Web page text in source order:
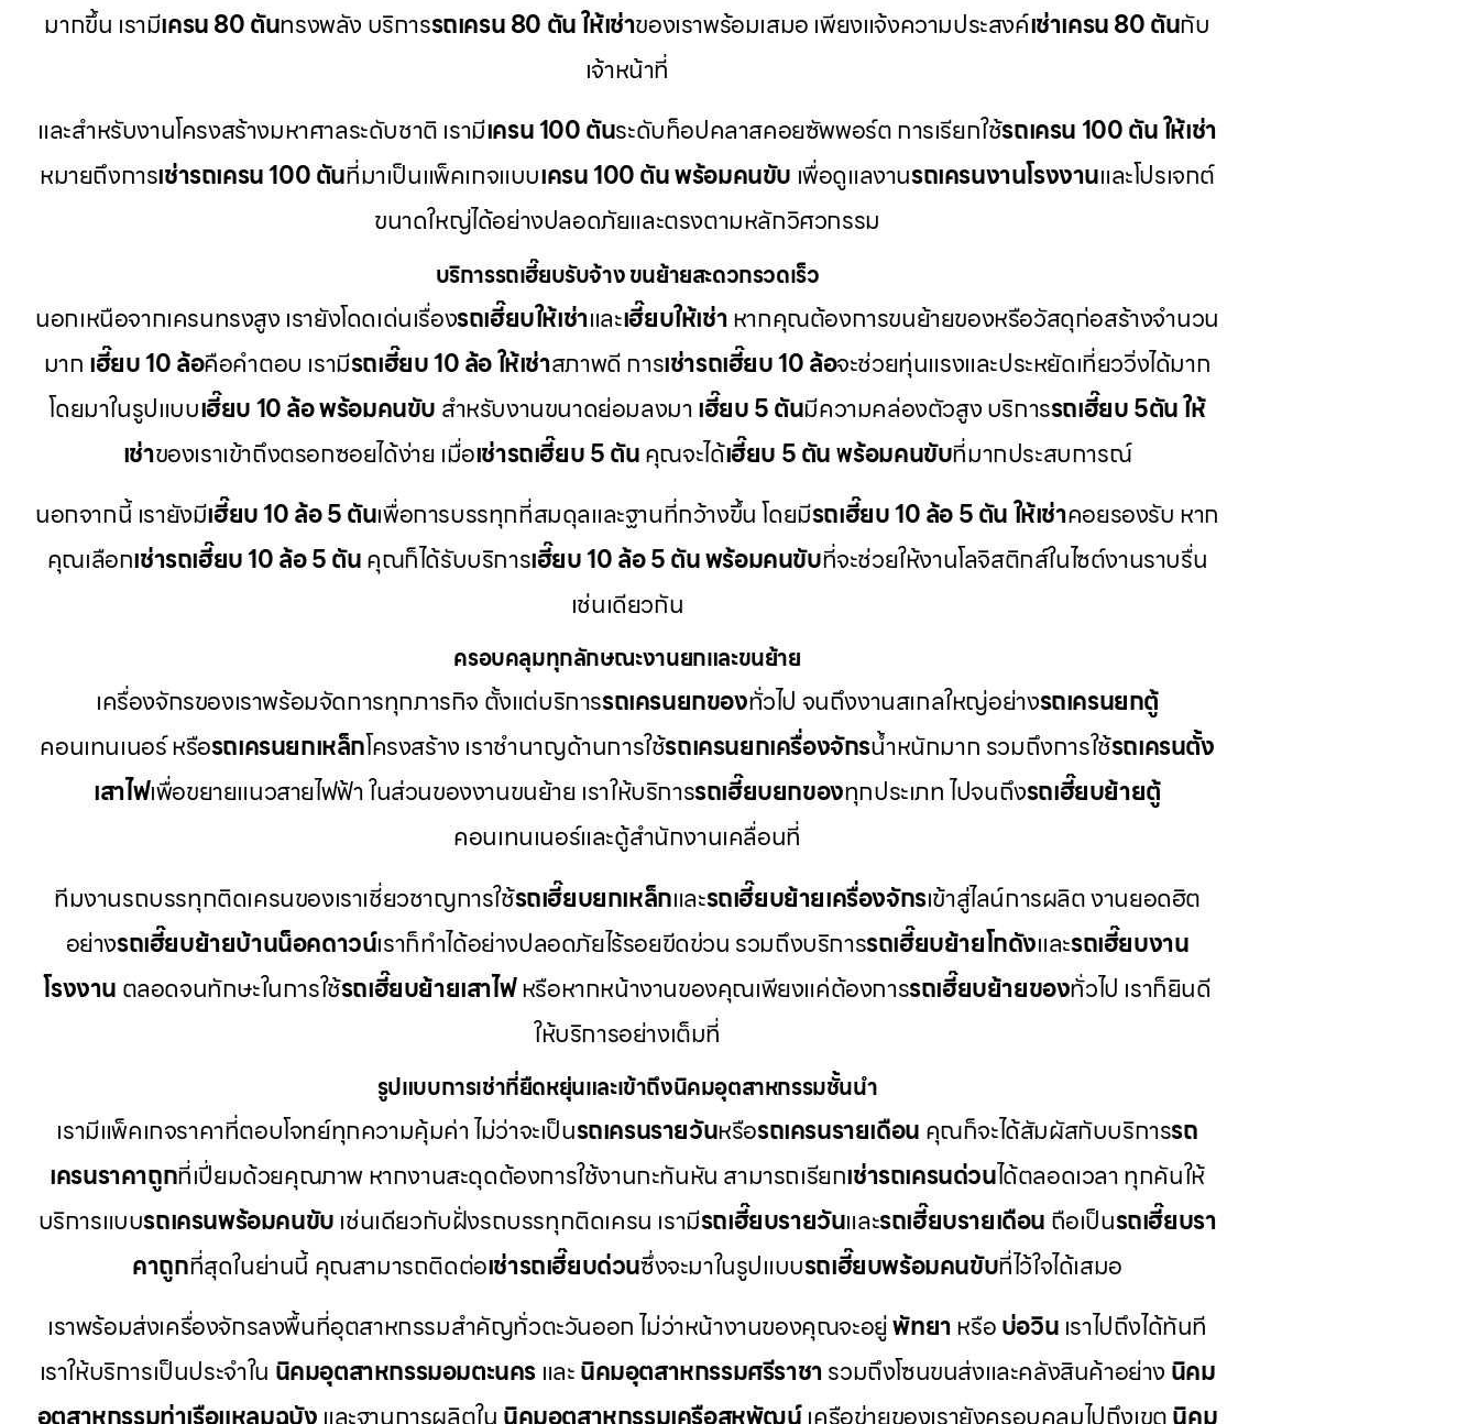
มากขึ้น เรามีเครน 80 ตันทรงพลัง บริการรถเครน 80 ตัน ให้เช่าของเราพร้อมเสมอ เพียงแจ้งความประสงค์เช่าเครน 80 ตันกับ
เจ้าหน้าที่
และสำหรับงานโครงสร้างมหาศาลระดับชาติ เรามีเครน 100 ตันระดับท็อปคลาสคอยซัพพอร์ต การเรียกใช้รถเครน 100 ตัน ให้เช่า
หมายถึงการเช่ารถเครน 100 ตันที่มาเป็นแพ็คเกจแบบเครน 100 ตัน พร้อมคนขับ เพื่อดูแลงานรถเครนงานโรงงานและโปรเจกต์
ขนาดใหญ่ได้อย่างปลอดภัยและตรงตามหลักวิศวกรรม
บริการรถเฮี๊ยบรับจ้าง ขนย้ายสะดวกรวดเร็ว
นอกเหนือจากเครนทรงสูง เรายังโดดเด่นเรื่องรถเฮี๊ยบให้เช่าและเฮี๊ยบให้เช่าหากคุณต้องการขนย้ายของหรือวัสดุก่อสร้างจำนวน
มาก เฮี๊ยบ 10 ล้อคือคำตอบ เรามีรถเฮี๊ยบ 10 ล้อ ให้เช่าสภาพดี การเช่ารถเฮี๊ยบ 10 ล้อจะช่วยทุ่นแรงและประหยัดเที่ยววิ่งได้มาก
โดยมาในรูปแบบเฮี๊ยบ 10 ล้อ พร้อมคนขับ สำหรับงานขนาดย่อมลงมาเฮี๊ยบ 5 ตันมีความคล่องตัวสูง บริการรถเฮี๊ยบ 5ตัน ให้
เช่าของเราเข้าถึงตรอกซอยได้ง่าย เมื่อเช่ารถเฮี๊ยบ 5 ตันคุณจะได้เฮี๊ยบ 5 ตัน พร้อมคนขับที่มากประสบการณ์
นอกจากนี้ เรายังมีเฮี๊ยบ 10 ล้อ 5 ตันเพื่อการบรรทุกที่สมดุลและฐานที่กว้างขึ้น โดยมีรถเฮี๊ยบ 10 ล้อ 5 ตัน ให้เช่าคอยรองรับ หาก
คุณเลือกเช่ารถเฮี๊ยบ 10 ล้อ 5 ตันคุณก็ได้รับบริการเฮี๊ยบ 10 ล้อ 5 ตัน พร้อมคนขับที่จะช่วยให้งานโลจิสติกส์ในไซต์งานราบรื่น
เช่นเดียวกัน
ครอบคลุมทุกลักษณะงานยกและขนย้าย
เครื่องจักรของเราพร้อมจัดการทุกภารกิจ ตั้งแต่บริการรถเครนยกของทั่วไป จนถึงงานสเกลใหญ่อย่างรถเครนยกตู้
คอนเทนเนอร์ หรือรถเครนยกเหล็กโครงสร้าง เราชำนาญด้านการใช้รถเครนยกเครื่องจักรน้ำหนักมาก รวมถึงการใช้รถเครนตั้ง
เสาไฟเพื่อขยายแนวสายไฟฟ้า ในส่วนของงานขนย้าย เราให้บริการรถเฮี๊ยบยกของทุกประเภท ไปจนถึงรถเฮี๊ยบย้ายตู้
คอนเทนเนอร์และตู้สำนักงานเคลื่อนที่
ทีมงานรถบรรทุกติดเครนของเราเชี่ยวชาญการใช้รถเฮี๊ยบยกเหล็กและรถเฮี๊ยบย้ายเครื่องจักรเข้าสู่ไลน์การผลิต งานยอดฮิต
อย่างรถเฮี๊ยบย้ายบ้านน็อคดาวน์เราก็ทำได้อย่างปลอดภัยไร้รอยขีดข่วน รวมถึงบริการรถเฮี๊ยบย้ายโกดังและรถเฮี๊ยบงาน
โรงงาน ตลอดจนทักษะในการใช้รถเฮี๊ยบย้ายเสาไฟหรือหากหน้างานของคุณเพียงแค่ต้องการรถเฮี๊ยบย้ายของทั่วไป เราก็ยินดี
ให้บริการอย่างเต็มที่
รูปแบบการเช่าที่ยืดหยุ่นและเข้าถึงนิคมอุตสาหกรรมชั้นนำ
เรามีแพ็คเกจราคาที่ตอบโจทย์ทุกความคุ้มค่า ไม่ว่าจะเป็นรถเครนรายวันหรือรถเครนรายเดือน คุณก็จะได้สัมผัสกับบริการรถ
เครนราคาถูกที่เปี่ยมด้วยคุณภาพ หากงานสะดุดต้องการใช้งานกะทันหัน สามารถเรียกเช่ารถเครนด่วนได้ตลอดเวลา ทุกคันให้
บริการแบบรถเครนพร้อมคนขับ เช่นเดียวกับฝั่งรถบรรทุกติดเครน เรามีรถเฮี๊ยบรายวันและรถเฮี๊ยบรายเดือน ถือเป็นรถเฮี๊ยบรา
คาถูกที่สุดในย่านนี้ คุณสามารถติดต่อเช่ารถเฮี๊ยบด่วนซึ่งจะมาในรูปแบบรถเฮี๊ยบพร้อมคนขับที่ไว้ใจได้เสมอ
เราพร้อมส่งเครื่องจักรลงพื้นที่อุตสาหกรรมสำคัญทั่วตะวันออก ไม่ว่าหน้างานของคุณจะอยู่พัทยาหรือบ่อวิน เราไปถึงได้ทันที
เราให้บริการเป็นประจำใน นิคมอุตสาหกรรมอมตะนครและนิคมอุตสาหกรรมศรีราชารวมถึงโซนขนส่งและคลังสินค้าอย่าง นิคม